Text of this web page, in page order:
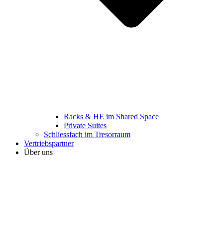
Racks & HE im Shared Space
Private Suites
Schliessfach im Tresorraum
Vertriebspartner
Über uns